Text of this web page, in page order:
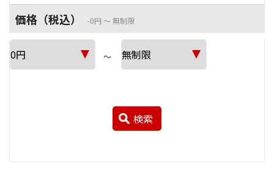
価格（税込）
0円 ～ 無制限
～
検索